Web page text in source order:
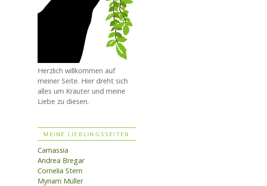
Herzlich willkommen auf
meiner Seite. Hier dreht sich
alles um Kräuter und meine
Liebe zu diesen.
MEINE LIEBLINGSSEITEN
Camassia
Andrea Bregar
Cornelia Stern
Myriam Müller